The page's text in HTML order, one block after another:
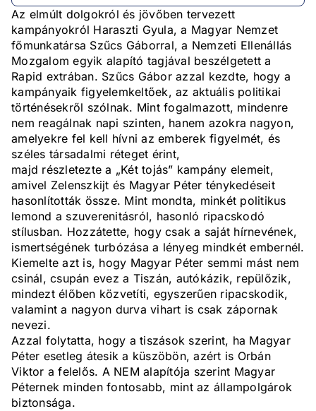
Az elmúlt dolgokról és jövőben tervezett
kampányokról Haraszti Gyula, a Magyar Nemzet
főmunkatársa Szűcs Gáborral, a Nemzeti Ellenállás
Mozgalom egyik alapító tagjával beszélgetett a
Rapid extrában. Szűcs Gábor azzal kezdte, hogy a
kampányaik figyelemkeltőek, az aktuális politikai
történésekről szólnak. Mint fogalmazott, mindenre
nem reagálnak napi szinten, hanem azokra nagyon,
amelyekre fel kell hívni az emberek figyelmét, és
széles társadalmi réteget érint,
majd részletezte a „Két tojás” kampány elemeit,
amivel Zelenszkijt és Magyar Péter ténykedéseit
hasonlították össze. Mint mondta, minkét politikus
lemond a szuverenitásról, hasonló ripacskodó
stílusban. Hozzátette, hogy csak a saját hírnevének,
ismertségének turbózása a lényeg mindkét embernél.
Kiemelte azt is, hogy Magyar Péter semmi mást nem
csinál, csupán evez a Tiszán, autókázik, repülőzik,
mindezt élőben közvetíti, egyszerűen ripacskodik,
valamint a nagyon durva vihart is csak zápornak
nevezi.
Azzal folytatta, hogy a tiszások szerint, ha Magyar
Péter esetleg átesik a küszöbön, azért is Orbán
Viktor a felelős. A NEM alapítója szerint Magyar
Péternek minden fontosabb, mint az állampolgárok
biztonsága.